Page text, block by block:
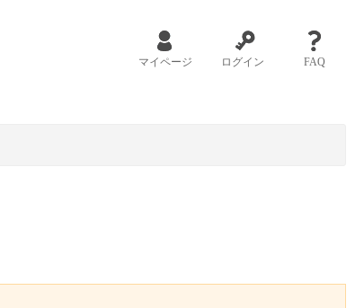
マイページ ログイン FAQ